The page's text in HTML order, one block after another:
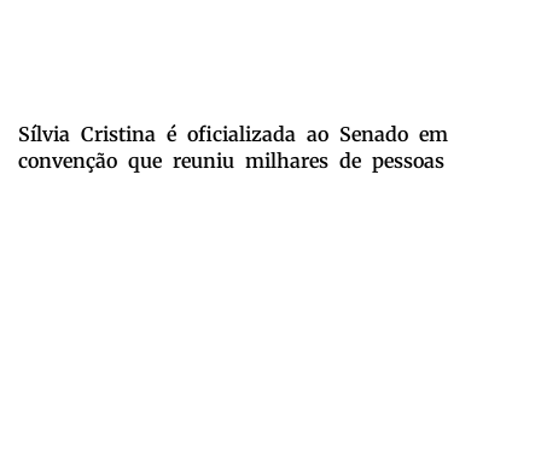
Sílvia Cristina é oficializada ao Senado em
convenção que reuniu milhares de pessoas